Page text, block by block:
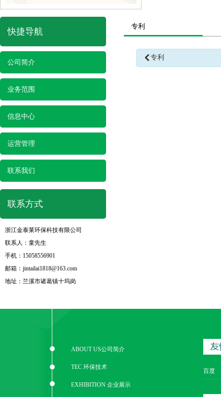
快捷导航
公司简介
业务范围
信息中心
运营管理
联系我们
联系方式
浙江金泰莱环保科技有限公司
联系人：童先生
手机：15058556901
邮箱： jintailai1818@163.com
地址：兰溪市诸葛镇十坞岗
专利
专利
百度
ABOUT US公司简介
TEC 环保技术
EXHIBITION 企业展示